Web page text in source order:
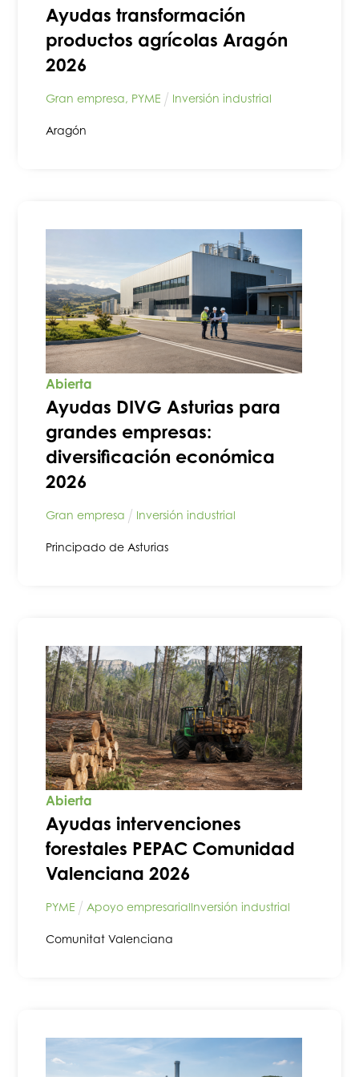
Ayudas transformación
productos agrícolas Aragón
2026
Gran empresa, PYME Inversión industrial
Aragón
Abierta
Ayudas DIVG Asturias para
grandes empresas:
diversificación económica
2026
Gran empresa Inversión industrial
Principado de Asturias
Abierta
Ayudas intervenciones
forestales PEPAC Comunidad
Valenciana 2026
PYME Apoyo empresarialInversión industrial
Comunitat Valenciana